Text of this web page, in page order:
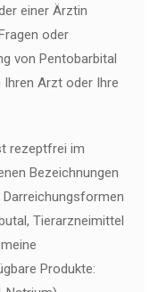
einer Ärztin
oder
von Pentobarbital
Arzt oder Ihre
rezeptfrei im
Bezeichnungen
Tierarzneimittel
Produkte: